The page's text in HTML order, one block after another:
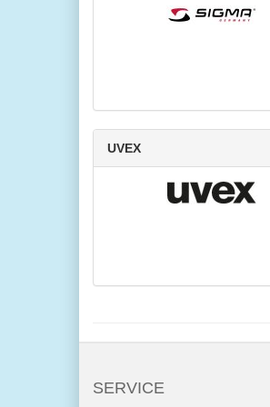
UVEX
SERVICE